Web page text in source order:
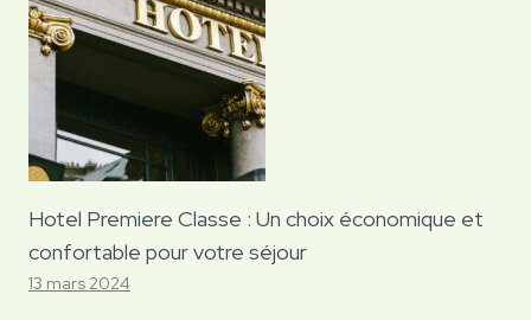
Hotel Premiere Classe : Un choix économique et
confortable pour votre séjour
13 mars 2024